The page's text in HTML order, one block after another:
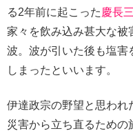
る2年前に起こった 慶長
家々を飲み込み甚大な被
波。波が引いた後も塩害
しまったといいます。
伊達政宗の野望と思われ
災害から立ち直るための